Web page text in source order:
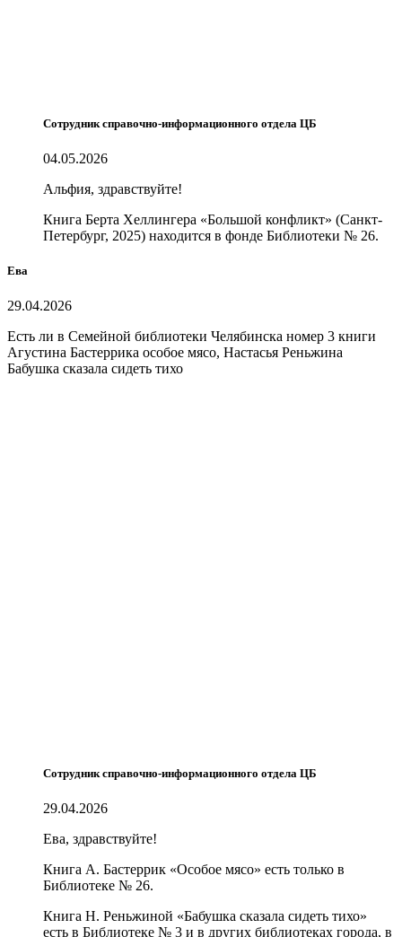
Сотрудник справочно-информационного отдела ЦБ
04.05.2026
Альфия, здравствуйте!
Книга Берта Хеллингера «Большой конфликт» (Санкт-
Петербург, 2025) находится в фонде Библиотеки № 26.
Ева
29.04.2026
Есть ли в Семейной библиотеки Челябинска номер 3 книги
Агустина Бастеррика особое мясо, Настасья Реньжина
Бабушка сказала сидеть тихо
Сотрудник справочно-информационного отдела ЦБ
29.04.2026
Ева, здравствуйте!
Книга А. Бастеррик «Особое мясо» есть только в
Библиотеке № 26.
Книга Н. Реньжиной «Бабушка сказала сидеть тихо»
есть в Библиотеке № 3 и в других библиотеках города, в